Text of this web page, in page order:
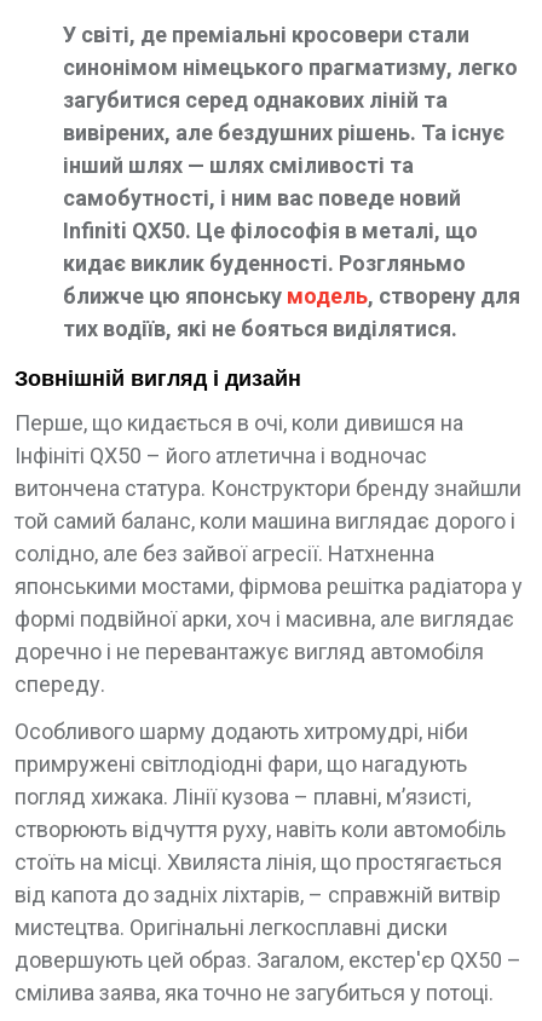
У світі, де преміальні кросовери стали
синонімом німецького прагматизму, легко
загубитися серед однакових ліній та
вивірених, але бездушних рішень. Та існує
інший шлях — шлях сміливості та
самобутності, і ним вас поведе новий
Infiniti QX50. Це філософія в металі, що
кидає виклик буденності. Розгляньмо
ближче цю японську модель, створену для
тих водіїв, які не бояться виділятися.
Зовнішній вигляд і дизайн
Перше, що кидається в очі, коли дивишся на
Інфініті QX50 – його атлетична і водночас
витончена статура. Конструктори бренду знайшли
той самий баланс, коли машина виглядає дорого і
солідно, але без зайвої агресії. Натхненна
японськими мостами, фірмова решітка радіатора у
формі подвійної арки, хоч і масивна, але виглядає
доречно і не перевантажує вигляд автомобіля
спереду.
Особливого шарму додають хитромудрі, ніби
примружені світлодіодні фари, що нагадують
погляд хижака. Лінії кузова – плавні, м’язисті,
створюють відчуття руху, навіть коли автомобіль
стоїть на місці. Хвиляста лінія, що простягається
від капота до задніх ліхтарів, – справжній витвір
мистецтва. Оригінальні легкосплавні диски
довершують цей образ. Загалом, екстер'єр QX50 –
смілива заява, яка точно не загубиться у потоці.